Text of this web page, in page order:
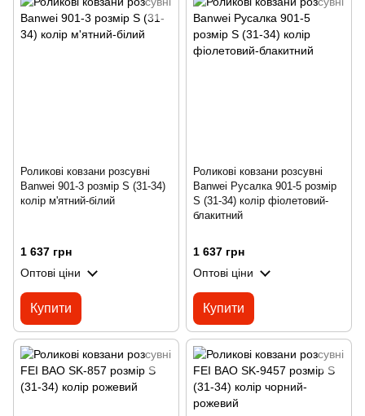
Роликові ковзани розсувні
Banwei 901-3 розмір S (31-34)
колір м'ятний-білий
1 637 грн
Оптові ціни
Купити
Роликові ковзани розсувні
Banwei Русалка 901-5 розмір
S (31-34) колір фіолетовий-
блакитний
1 637 грн
Оптові ціни
Купити